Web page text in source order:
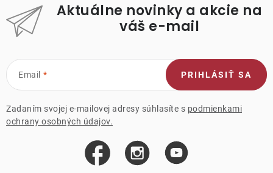
Aktuálne novinky a akcie na
váš e-mail
Email
Zadaním svojej e-mailovej adresy súhlasíte s podmienkami
ochrany osobných údajov.
PRIHLÁSIŤ SA